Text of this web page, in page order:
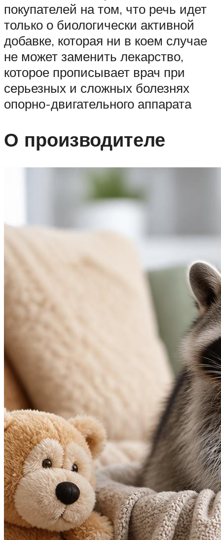
покупателей на том, что речь идет
только о биологически активной
добавке, которая ни в коем случае
не может заменить лекарство,
которое прописывает врач при
серьезных и сложных болезнях
опорно-двигательного аппарата
О производителе